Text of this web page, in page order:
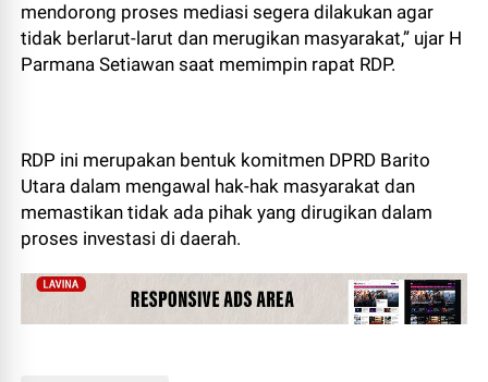
mendorong proses mediasi segera dilakukan agar
tidak berlarut-larut dan merugikan masyarakat,” ujar H
Parmana Setiawan saat memimpin rapat RDP.
RDP ini merupakan bentuk komitmen DPRD Barito
Utara dalam mengawal hak-hak masyarakat dan
memastikan tidak ada pihak yang dirugikan dalam
proses investasi di daerah.